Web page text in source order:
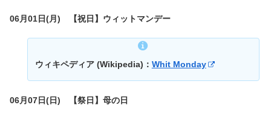
06月01日(月) 【祝日】ウィットマンデー
ウィキペディア (Wikipedia)： Whit Monday
06月07日(日) 【祭日】母の日